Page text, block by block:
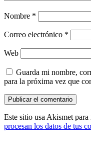
Nombre *
Correo electrónico *
Web
Guarda mi nombre,
para la próxima vez que
Este sitio usa Akismet para
procesan los datos de tus